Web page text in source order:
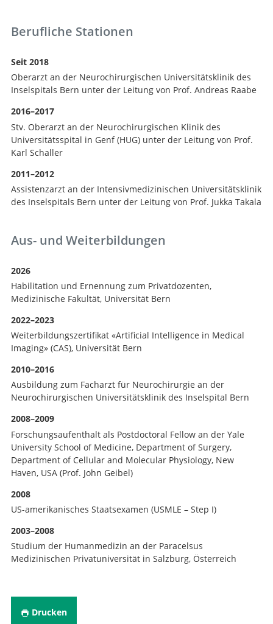
Berufliche Stationen
Seit 2018
Oberarzt an der Neurochirurgischen Universitätsklinik des
Inselspitals Bern unter der Leitung von Prof. Andreas Raabe
2016–2017
Stv. Oberarzt an der Neurochirurgischen Klinik des
Universitätsspital in Genf (HUG) unter der Leitung von Prof.
Karl Schaller
2011–2012
Assistenzarzt an der Intensivmedizinischen Universitätsklinik
des Inselspitals Bern unter der Leitung von Prof. Jukka Takala
Aus- und Weiterbildungen
2026
Habilitation und Ernennung zum Privatdozenten,
Medizinische Fakultät, Universität Bern
2022–2023
Weiterbildungszertifikat «Artificial Intelligence in Medical
Imaging» (CAS), Universität Bern
2010–2016
Ausbildung zum Facharzt für Neurochirurgie an der
Neurochirurgischen Universitätsklinik des Inselspital Bern
2008–2009
Forschungsaufenthalt als Postdoctoral Fellow an der Yale
University School of Medicine, Department of Surgery,
Department of Cellular and Molecular Physiology, New
Haven, USA (Prof. John Geibel)
2008
US-amerikanisches Staatsexamen (USMLE – Step I)
2003–2008
Studium der Humanmedizin an der Paracelsus
Medizinischen Privatuniversität in Salzburg, Österreich
Drucken